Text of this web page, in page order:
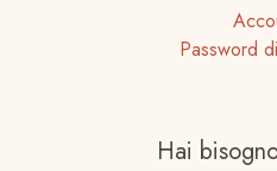
Password
Hai